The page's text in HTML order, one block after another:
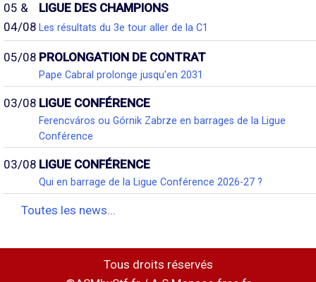
05 &
04/08
LIGUE DES CHAMPIONS
Les résultats du 3e tour aller de la C1
05/08 PROLONGATION DE CONTRAT
Pape Cabral prolonge jusqu'en 2031
03/08 LIGUE CONFÉRENCE
Ferencváros ou Górnik Zabrze en barrages de la Ligue
Conférence
03/08 LIGUE CONFÉRENCE
Qui en barrage de la Ligue Conférence 2026-27 ?
Toutes les news...
Tous droits réservés